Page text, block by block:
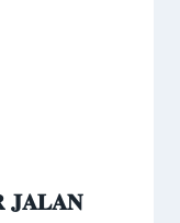
𝐉𝐀𝐋𝐀𝐍